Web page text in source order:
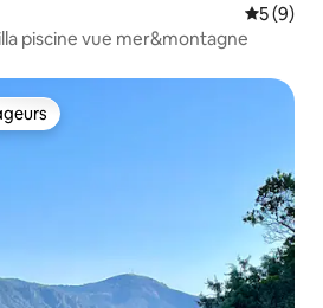
5 (9)
piscine vue mer&montagne
les plus appréciés